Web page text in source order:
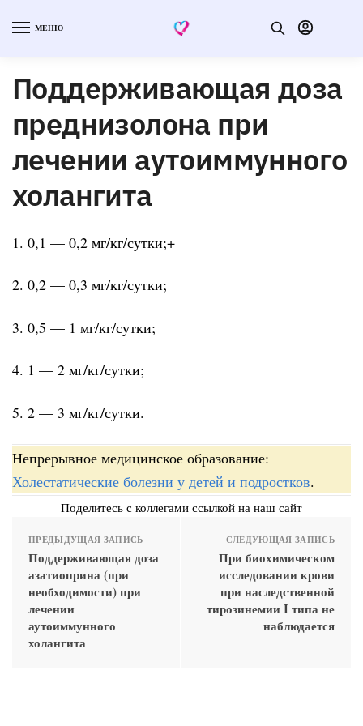
МЕНЮ
Поддерживающая доза
преднизолона при
лечении аутоиммунного
холангита
1. 0,1 — 0,2 мг/кг/сутки;+
2. 0,2 — 0,3 мг/кг/сутки;
3. 0,5 — 1 мг/кг/сутки;
4. 1 — 2 мг/кг/сутки;
5. 2 — 3 мг/кг/сутки.
Непрерывное медицинское образование:
Холестатические болезни у детей и подростков.
Поделитесь с коллегами ссылкой на наш сайт
ПРЕДЫДУЩАЯ ЗАПИСЬ
Поддерживающая доза
азатиоприна (при
необходимости) при
лечении
аутоиммунного
холангита
СЛЕДУЮЩАЯ ЗАПИСЬ
При биохимическом
исследовании крови
при наследственной
тирозинемии I типа не
наблюдается